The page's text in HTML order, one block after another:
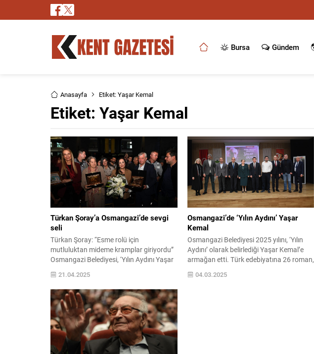
Bursa Gündem
Anasayfa Etiket: Yaşar Kemal
Etiket: Yaşar Kemal
Türkan Şoray’a Osmangazi’de sevgi
seli
Türkan Şoray: “Esme rolü için
mutluluktan mideme kramplar giriyordu”
Osmangazi Belediyesi, ‘Yılın Aydını Yaşar
Kemal’ etkinlikleri kapsamında Türk
sinemasının efsanevi ismi Türkan Şoray’ı
sevenleriyle buluşturdu. Türk edebiyatının
önde gelen yazarlarından Yaşar Kemal’i
2025 yılında ‘Yılın Aydını’ olarak belirleyen
Osmangazi Belediyesi, yıl boyunca
düzenlediği etkinliklerle büyük ustanın
mirasını yaşatıyor. Edebiyata
kazandırdığı...
21.04.2025
Osmangazi’de ‘Yılın Aydını’ Yaşar
Kemal
Osmangazi Belediyesi 2025 yılını, ‘Yılın
Aydını’ olarak belirlediği Yaşar Kemal’e
armağan etti. Türk edebiyatına 26 roman,
11 deneme, 9 röportaj, 2 öykü ve şiir
alanında birçok eseri bırakan Yaşar
04.03.2025